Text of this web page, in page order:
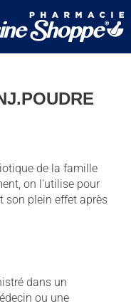
de la famille
on l'utilise pour
son plein effet après
dans un
ou une